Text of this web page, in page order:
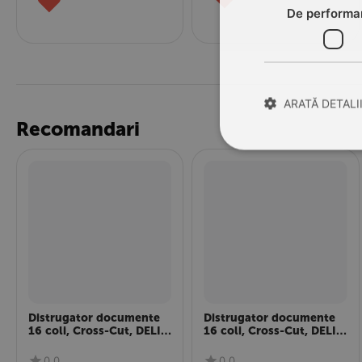
Recomandari
Distrugator documente
16 coli, Cross-Cut, DELI
Distrugator documente
16 coli, Cross-Cut, DELI
De
ARATĂ